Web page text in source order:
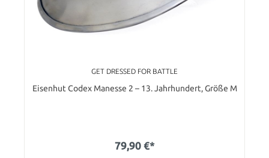
GET DRESSED FOR BATTLE
Eisenhut Codex Manesse 2 – 13. Jahrhundert, Größe M
79,90 €*